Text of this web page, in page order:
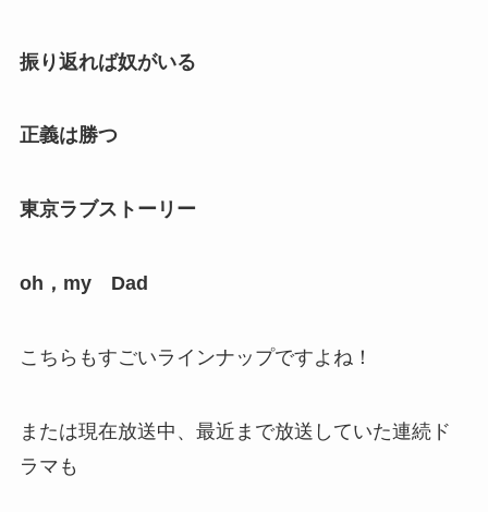
振り返れば奴がいる
正義は勝つ
東京ラブストーリー
oh，my Dad
こちらもすごいラインナップですよね！
または現在放送中、最近まで放送していた連続ド
ラマも